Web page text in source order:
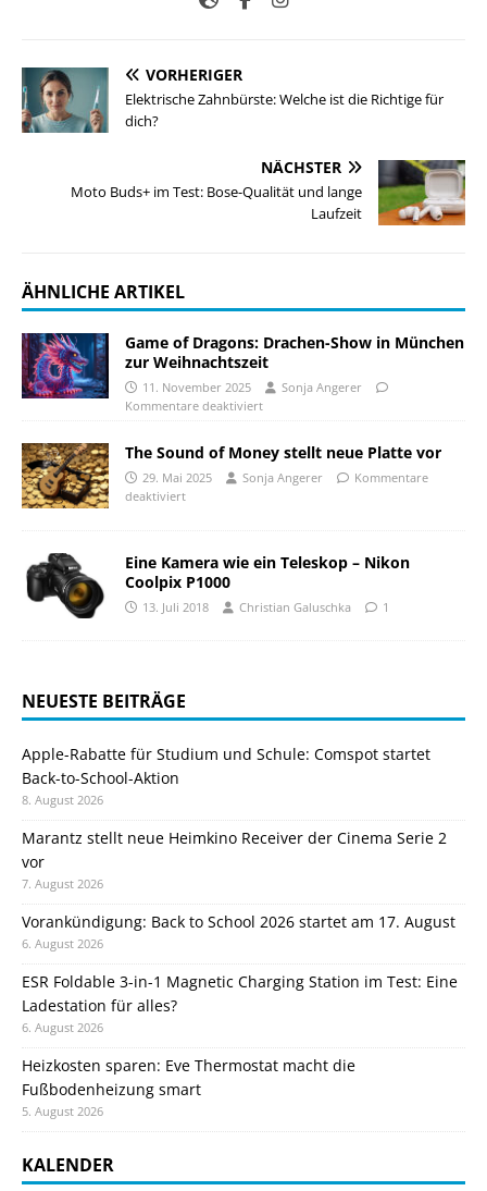
VORHERIGER
Elektrische Zahnbürste: Welche ist die Richtige für
dich?
NÄCHSTER
Moto Buds+ im Test: Bose-Qualität und lange
Laufzeit
ÄHNLICHE ARTIKEL
Game of Dragons: Drachen-Show in München
zur Weihnachtszeit
11. November 2025
Sonja Angerer
Kommentare deaktiviert
The Sound of Money stellt neue Platte vor
29. Mai 2025 Sonja Angerer
Kommentare
deaktiviert
Eine Kamera wie ein Teleskop – Nikon
Coolpix P1000
13. Juli 2018 Christian Galuschka 1
NEUESTE BEITRÄGE
Apple-Rabatte für Studium und Schule: Comspot startet
Back-to-School-Aktion
8. August 2026
Marantz stellt neue Heimkino Receiver der Cinema Serie 2
vor
7. August 2026
Vorankündigung: Back to School 2026 startet am 17. August
6. August 2026
ESR Foldable 3-in-1 Magnetic Charging Station im Test: Eine
Ladestation für alles?
6. August 2026
Heizkosten sparen: Eve Thermostat macht die
Fußbodenheizung smart
5. August 2026
KALENDER